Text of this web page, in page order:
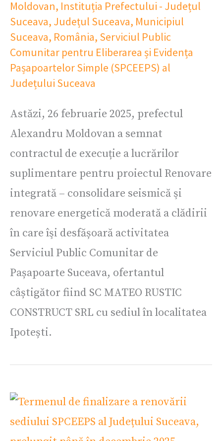
Moldovan, Instituția Prefectului - Județul
Suceava, Județul Suceava, Municipiul
Suceava, România, Serviciul Public
Comunitar pentru Eliberarea și Evidența
Pașapoartelor Simple (SPCEEPS) al
Județului Suceava
Astăzi, 26 februarie 2025, prefectul
Alexandru Moldovan a semnat
contractul de execuție a lucrărilor
suplimentare pentru proiectul Renovare
integrată – consolidare seismică şi
renovare energetică moderată a clădirii
în care îşi desfășoară activitatea
Serviciul Public Comunitar de
Pașapoarte Suceava, ofertantul
câștigător fiind SC MATEO RUSTIC
CONSTRUCT SRL cu sediul în localitatea
Ipotești.